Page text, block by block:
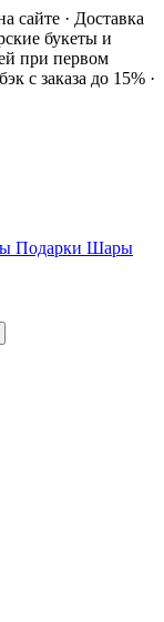
сайте · Доставка
букеты и
при первом
с заказа до 15% ·
Подарки Шары